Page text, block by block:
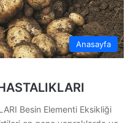
Anasayfa
Besin Elementi Eksikliği